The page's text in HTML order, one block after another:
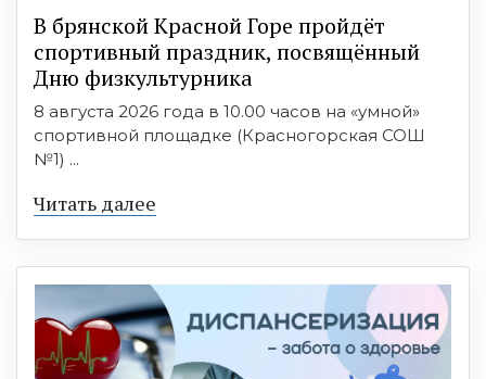
В брянской Красной Горе пройдёт
спортивный праздник, посвящённый
Дню физкультурника
8 августа 2026 года в 10.00 часов на «умной»
спортивной площадке (Красногорская СОШ
№1) ...
Читать далее